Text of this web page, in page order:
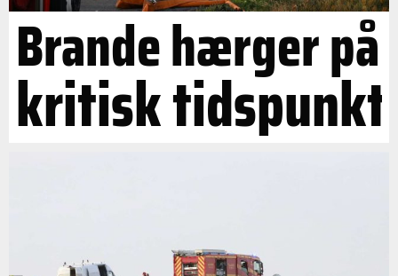
Brande hærger på
kritisk tidspunkt